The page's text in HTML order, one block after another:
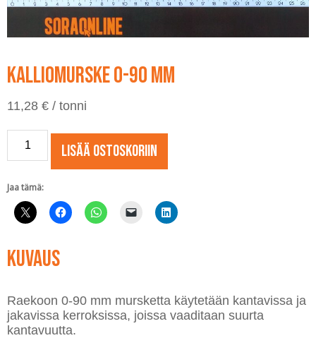
Kalliomurske 0-90 mm
11,28 € / tonni
Kalliomurske
mm
määrä
Lisää ostoskoriin
Jaa tämä:
Kuvaus
Raekoon 0-90 mm mursketta käytetään kantavissa ja
jakavissa kerroksissa, joissa vaaditaan suurta
kantavuutta.